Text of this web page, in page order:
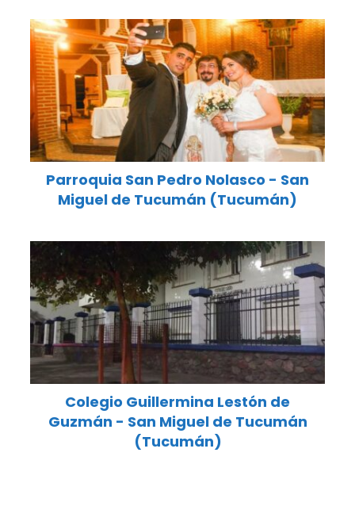
Parroquia San Pedro Nolasco - San
Miguel de Tucumán (Tucumán)
Colegio Guillermina Lestón de
Guzmán - San Miguel de Tucumán
(Tucumán)